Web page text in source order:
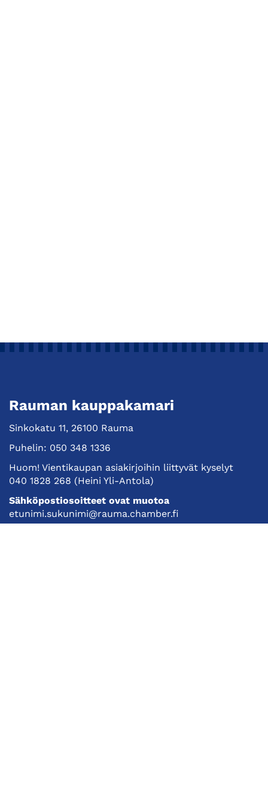
Rauman kauppakamari
Sinkokatu 11, 26100 Rauma
Puhelin: 050 348 1336
Huom! Vientikaupan asiakirjoihin liittyvät kyselyt
040 1828 268 (Heini Yli-Antola)
Sähköpostiosoitteet ovat muotoa
etunimi.sukunimi@rauma.chamber.fi